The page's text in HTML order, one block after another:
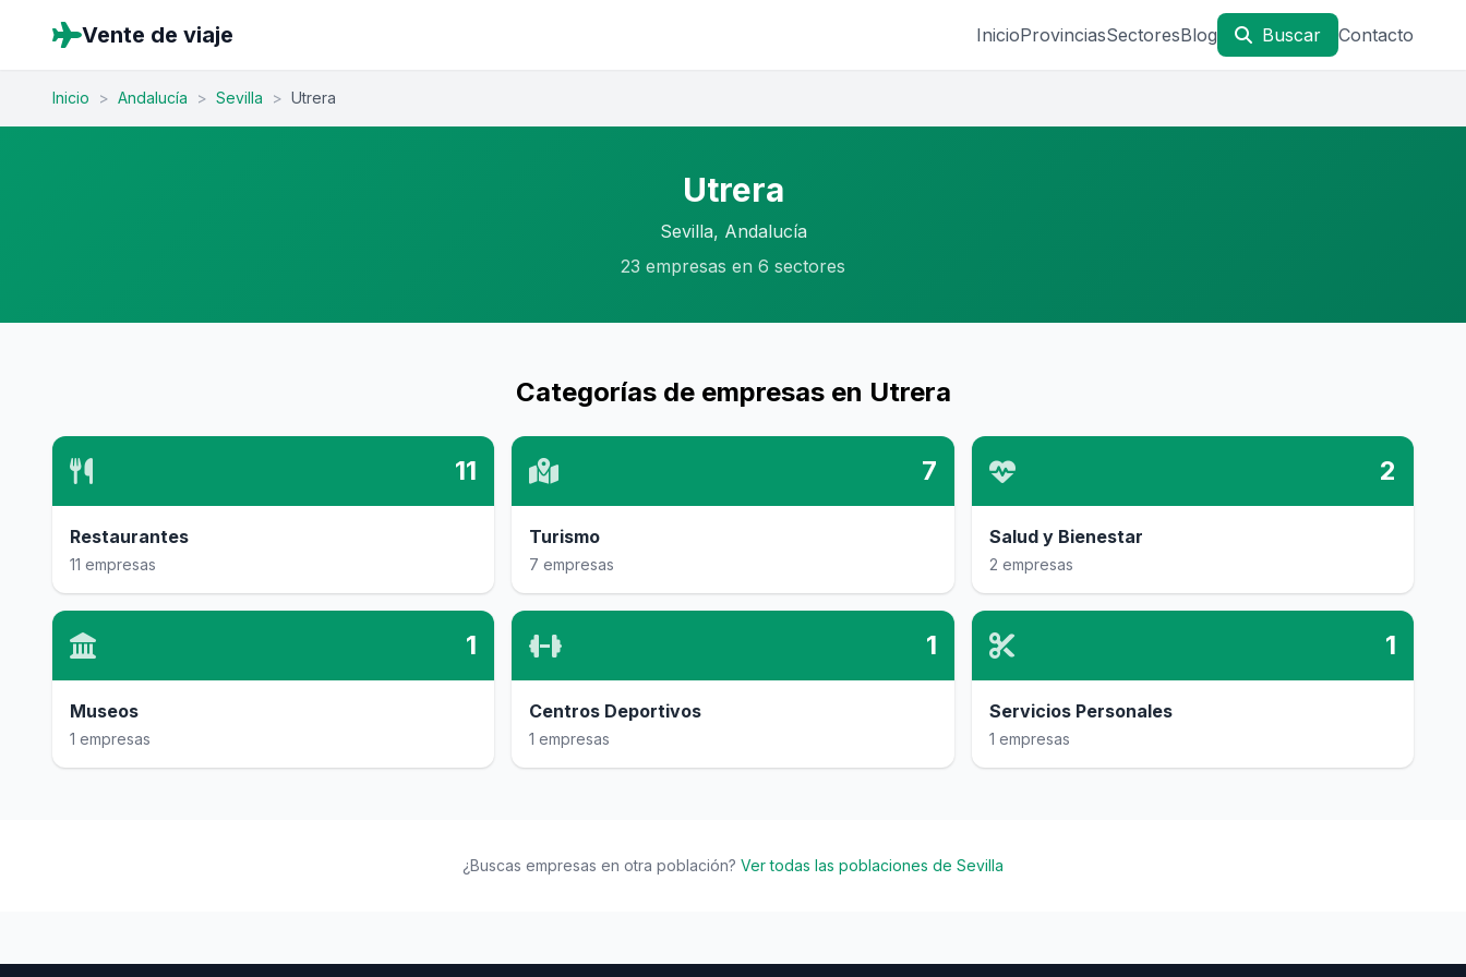
Vente de viaje InicioProvinciasSectoresBlog Buscar Contacto
Inicio > Andalucía > Sevilla > Utrera
Utrera
Sevilla, Andalucía
23 empresas en 6 sectores
Categorías de empresas en Utrera
11
Restaurantes
11 empresas
7
Turismo
7 empresas
2
Salud y Bienestar
2 empresas
1
Museos
1 empresas
1
Centros Deportivos
1 empresas
1
Servicios Personales
1 empresas
¿Buscas empresas en otra población? Ver todas las poblaciones de Sevilla